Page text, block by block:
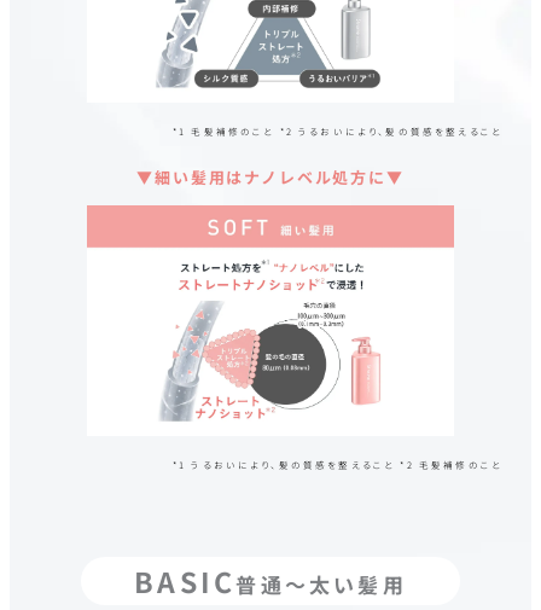
*1 毛髪補修のこと *2 うるおいにより、髪の質感を整えること
▼細い髪用はナノレベル処方に▼
*1 うるおいにより、髪の質感を整えること *2 毛髪補修のこと
BASIC普通〜太い髪用